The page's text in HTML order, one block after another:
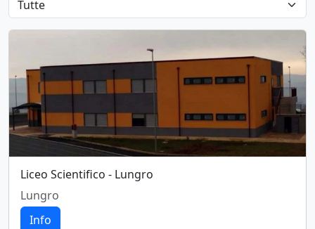
Liceo Scientifico - Lungro
Lungro
Info